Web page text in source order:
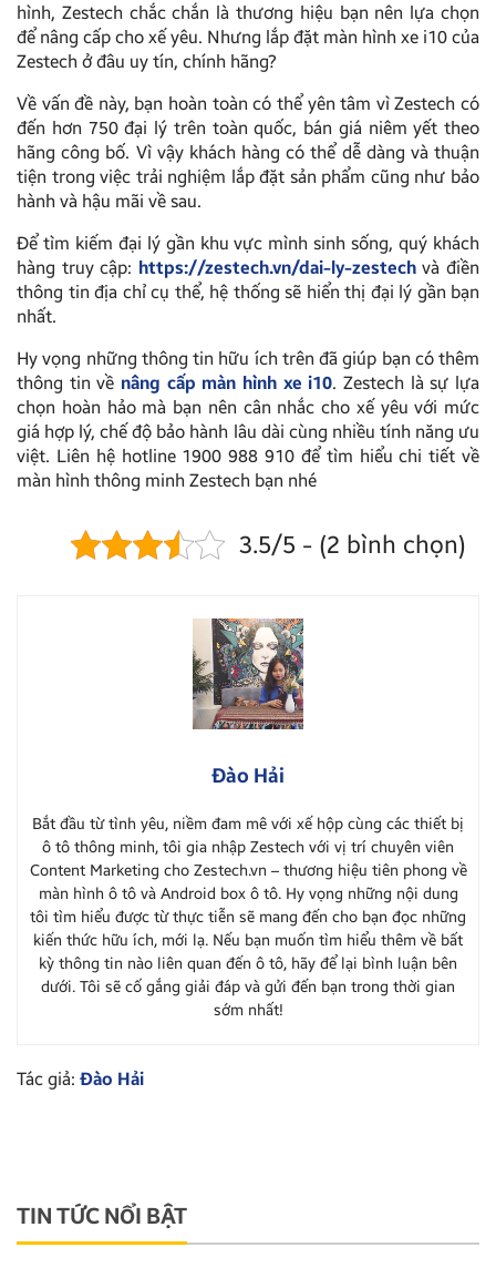
hình, Zestech chắc chắn là thương hiệu bạn nên lựa chọn
để nâng cấp cho xế yêu. Nhưng lắp đặt màn hình xe i10 của
Zestech ở đâu uy tín, chính hãng?
Về vấn đề này, bạn hoàn toàn có thể yên tâm vì Zestech có
đến hơn 750 đại lý trên toàn quốc, bán giá niêm yết theo
hãng công bố. Vì vậy khách hàng có thể dễ dàng và thuận
tiện trong việc trải nghiệm lắp đặt sản phẩm cũng như bảo
hành và hậu mãi về sau.
Để tìm kiếm đại lý gần khu vực mình sinh sống, quý khách
hàng truy cập: https://zestech.vn/dai-ly-zestechvà điền
thông tin địa chỉ cụ thể, hệ thống sẽ hiển thị đại lý gần bạn
nhất.
Hy vọng những thông tin hữu ích trên đã giúp bạn có thêm
thông tin về nâng cấp màn hình xe i10. Zestech là sự lựa
chọn hoàn hảo mà bạn nên cân nhắc cho xế yêu với mức
giá hợp lý, chế độ bảo hành lâu dài cùng nhiều tính năng ưu
việt. Liên hệ hotline 1900 988 910 để tìm hiểu chi tiết về
màn hình thông minh Zestech bạn nhé
3.5/5 - (2 bình chọn)
Đào Hải
Bắt đầu từ tình yêu, niềm đam mê với xế hộp cùng các thiết bị
ô tô thông minh, tôi gia nhập Zestech với vị trí chuyên viên
Content Marketing cho Zestech.vn – thương hiệu tiên phong về
màn hình ô tô và Android box ô tô. Hy vọng những nội dung
tôi tìm hiểu được từ thực tiễn sẽ mang đến cho bạn đọc những
kiến thức hữu ích, mới lạ. Nếu bạn muốn tìm hiểu thêm về bất
kỳ thông tin nào liên quan đến ô tô, hãy để lại bình luận bên
dưới. Tôi sẽ cố gắng giải đáp và gửi đến bạn trong thời gian
sớm nhất!
Tác giả: Đào Hải
TIN TỨC NỔI BẬT